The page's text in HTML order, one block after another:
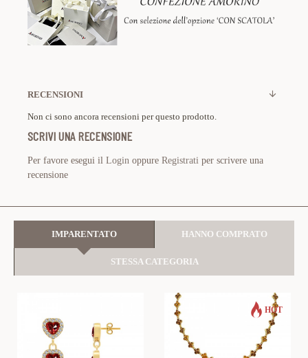
RECENSIONI
Non ci sono ancora recensioni per questo prodotto.
SCRIVI UNA RECENSIONE
Per favore esegui il Login oppure Registrati per scrivere una
recensione
IMPARENTATO HANNO COMPRATO
STESSA CATEGORIA
HOT